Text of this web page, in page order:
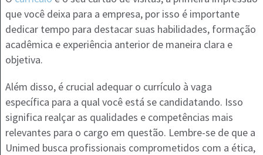
que você deixa para a empresa, por isso é importante
dedicar tempo para destacar suas habilidades, formação
acadêmica e experiência anterior de maneira clara e
objetiva.
Além disso, é crucial adequar o currículo à vaga
específica para a qual você está se candidatando. Isso
significa realçar as qualidades e competências mais
relevantes para o cargo em questão. Lembre-se de que a
Unimed busca profissionais comprometidos com a ética,